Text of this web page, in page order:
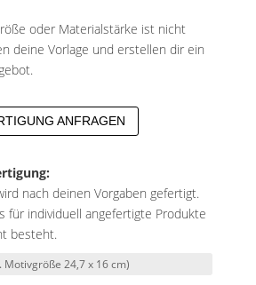
oder Materialstärke ist nicht
deine Vorlage und erstellen dir ein
ANFRAGEN
nach deinen Vorgaben gefertigt.
für individuell angefertigte Produkte
besteht.